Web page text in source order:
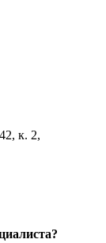
к. 2,